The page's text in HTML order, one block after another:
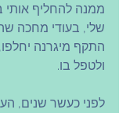
ממנה להחליף אותי
שלי, בעודי מחכה
התקף מיגרנה
ולטפל בו.
לפני כעשר שנים,